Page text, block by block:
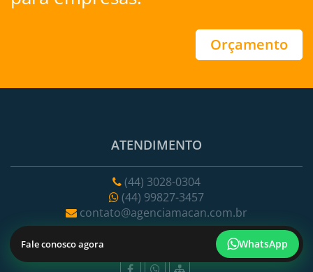
Orçamento
Fale conosco agora WhatsApp
ATENDIMENTO
(44) 3028-0304
(44) 99827-3457
contato@agenciamacan.com.br